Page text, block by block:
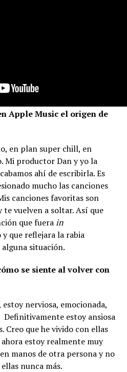
Apple Music el origen de
en plan super chill, en
Mi productor Dan y yo la
ahí de escribirla. Es
mucho las canciones
canciones favoritas son
te vuelven a soltar. Así que
que fuerain
que reflejara la rabia
situación.
se siente al volver con
nerviosa, emocionada,
estoy ansiosa
Creo que he vivido con ellas
estoy realmente muy
manos de otra persona y no
nunca más.